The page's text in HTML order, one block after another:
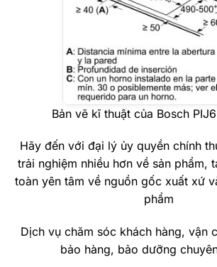
Bản vẽ kĩ thuật của Bosch
Hãy đến với đại lý ủy quyền chính
trải nghiệm nhiều hơn về sản phẩm,
toàn yên tâm về nguồn gốc xuất xứ
phẩm
Dịch vụ chăm sóc khách hàng, vận
bảo hàng, bảo dưỡng